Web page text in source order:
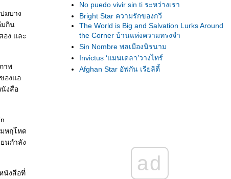
มบาง
มกิน
อง และ
าพ
องแอ
งสือ
หฤโหด
นกำลัง
นังสือที่
No puedo vivir sin ti ระหว่างเรา
Bright Star ความรักของกวี
The World is Big and Salvation Lurks Around
the Corner บ้านแห่งความทรงจำ
Sin Nombre พลเมืองนิรนาม
Invictus ‘แมนเดลา’วางไทร์
Afghan Star อัฟกัน เรียลิตี้
Snow โลกที่ถูกทิ้งขว้าง
Liverpool สิ่งที่คงหลงเหลือ
Tahaan แผ่นดินนี้ของใคร
ad